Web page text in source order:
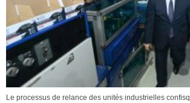
Le processus de relance des unités industrielles